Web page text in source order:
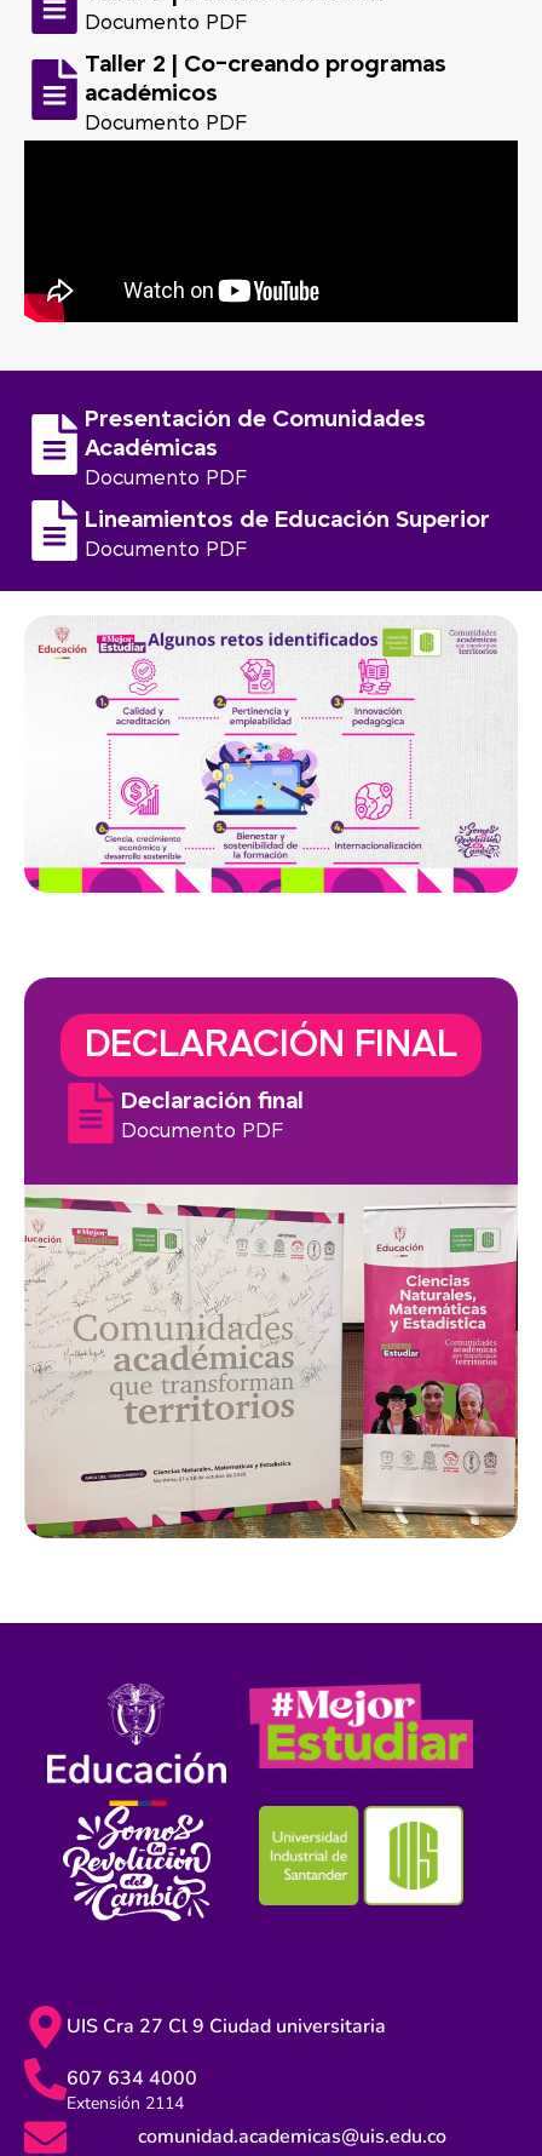
Documento PDF
Taller 2 | Co-creando programas
académicos
Documento PDF
Presentación de Comunidades
Académicas
Documento PDF
Lineamientos de Educación Superior
Documento PDF
DECLARACIÓN FINAL
Declaración final
Documento PDF
UIS Cra 27 Cl 9 Ciudad universitaria
comunidad.academicas@uis.edu.co
607 634 4000
Extensión 2114